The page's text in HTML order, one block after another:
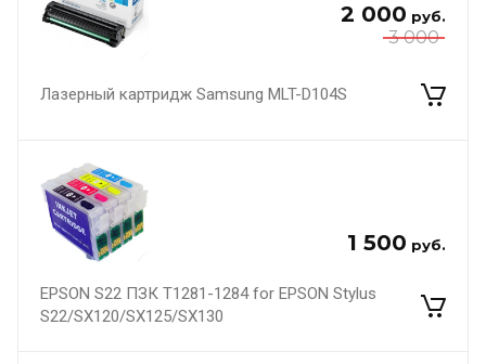
3 000
2 000 руб.
Лазерный картридж Samsung MLT-D104S
1 500 руб.
EPSON S22 ПЗК Т1281-1284 for EPSON Stylus
S22/SX120/SX125/SX130